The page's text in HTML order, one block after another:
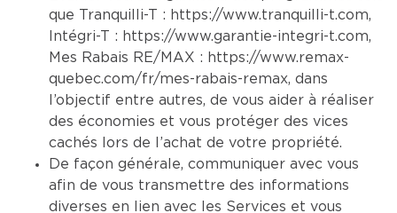
que Tranquilli-T : https://www.tranquilli-t.com,
Intégri-T : https://www.garantie-integri-t.com,
Mes Rabais RE/MAX : https://www.remax-
quebec.com/fr/mes-rabais-remax, dans
l’objectif entre autres, de vous aider à réaliser
des économies et vous protéger des vices
cachés lors de l’achat de votre propriété.
De façon générale, communiquer avec vous
afin de vous transmettre des informations
diverses en lien avec les Services et vous